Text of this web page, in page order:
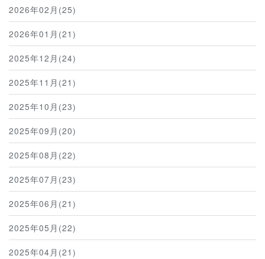
2026年02月(25)
2026年01月(21)
2025年12月(24)
2025年11月(21)
2025年10月(23)
2025年09月(20)
2025年08月(22)
2025年07月(23)
2025年06月(21)
2025年05月(22)
2025年04月(21)